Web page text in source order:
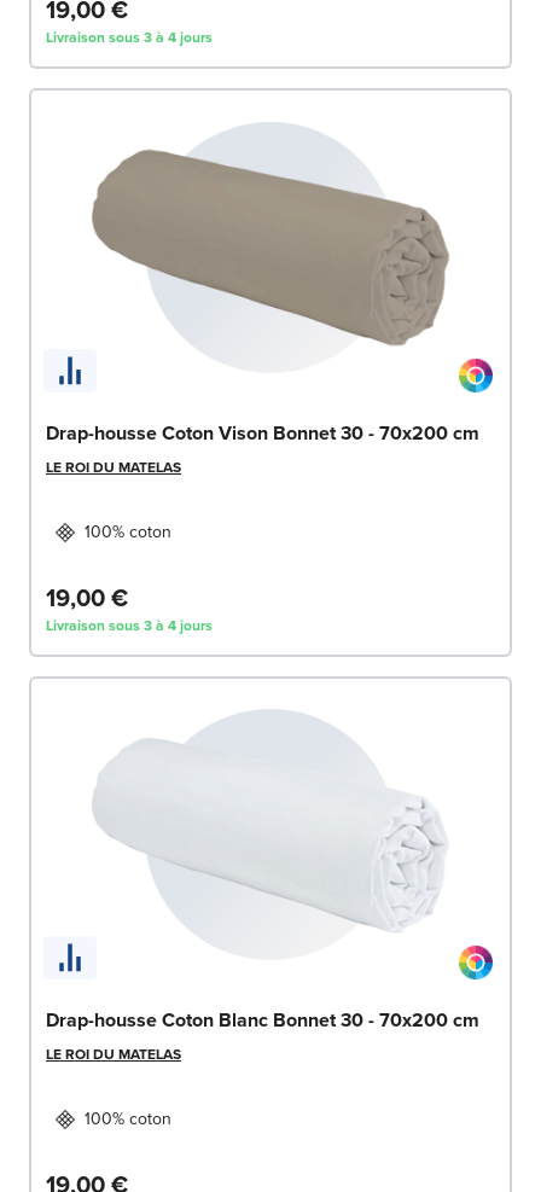
19,00 €
Livraison sous 3 à 4 jours
Drap-housse Coton Vison Bonnet 30 - 70x200 cm
LE ROI DU MATELAS
100% coton
19,00 €
Livraison sous 3 à 4 jours
Drap-housse Coton Blanc Bonnet 30 - 70x200 cm
LE ROI DU MATELAS
100% coton
19,00 €